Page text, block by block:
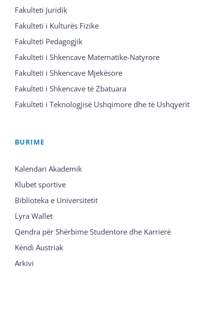
Fakulteti Juridik
Fakulteti i Kulturës Fizike
Fakulteti Pedagogjik
Fakulteti i Shkencave Matematike-Natyrore
Fakulteti i Shkencave Mjekësore
Fakulteti i Shkencave të Zbatuara
Fakulteti i Teknologjisë Ushqimore dhe të Ushqyerit
BURIME
Kalendari Akademik
Klubet sportive
Biblioteka e Universitetit
Lyra Wallet
Qendra për Shërbime Studentore dhe Karrierë
Këndi Austriak
Arkivi